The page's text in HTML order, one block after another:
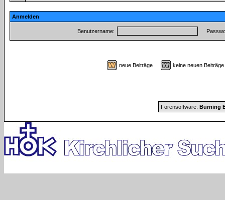
Anmelden
Benutzername:
neue Beiträge keine neuen
Forensoftware: Burning